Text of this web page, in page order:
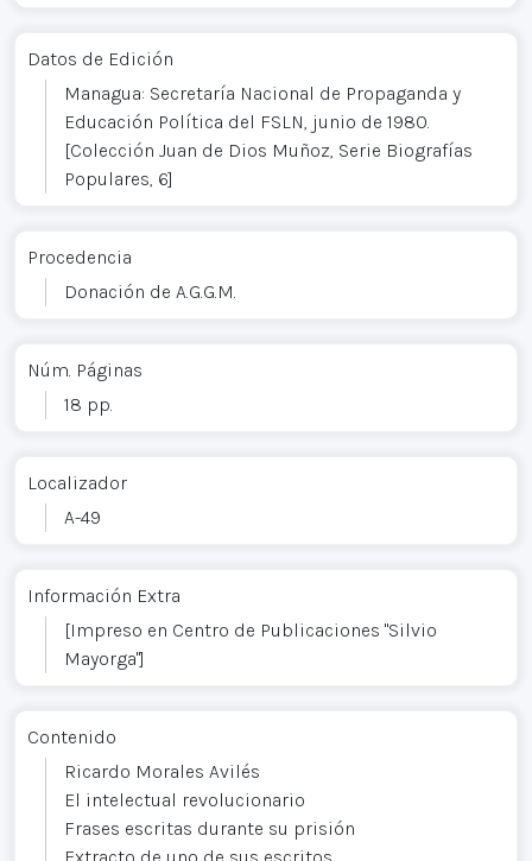
Datos de Edición
Managua: Secretaría Nacional de Propaganda y
Educación Política del FSLN, junio de 1980.
[Colección Juan de Dios Muñoz, Serie Biografías
Populares, 6]
Procedencia
Donación de A.G.G.M.
Núm. Páginas
18 pp.
Localizador
A-49
Información Extra
[Impreso en Centro de Publicaciones "Silvio
Mayorga"]
Contenido
Ricardo Morales Avilés
El intelectual revolucionario
Frases escritas durante su prisión